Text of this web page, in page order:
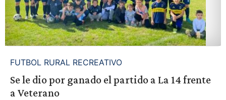
FUTBOL RURAL RECREATIVO
Se le dio por ganado el partido a La 14 frente
a Veterano